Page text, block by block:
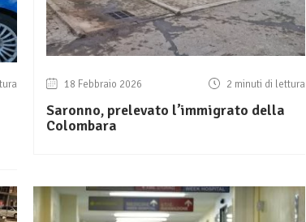
18 Febbraio 2026 2 minuti di lettura
Saronno, prelevato l’immigrato della
Colombara